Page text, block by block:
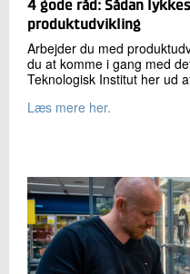
4 gode råd: Sådan
produktudvikling
Arbejder du med
du at komme i gang med
Teknologisk Institut her ud
Læs mere her.